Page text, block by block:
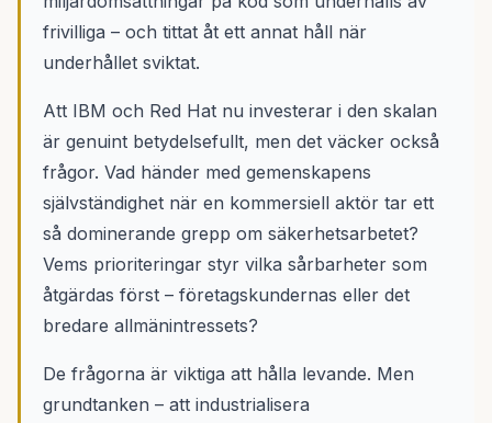
frivilliga – och tittat åt ett annat håll när
underhållet sviktat.
Att IBM och Red Hat nu investerar i den skalan
är genuint betydelsefullt, men det väcker också
frågor. Vad händer med gemenskapens
självständighet när en kommersiell aktör tar ett
så dominerande grepp om säkerhetsarbetet?
Vems prioriteringar styr vilka sårbarheter som
åtgärdas först – företagskundernas eller det
bredare allmänintressets?
De frågorna är viktiga att hålla levande. Men
grundtanken – att industrialisera